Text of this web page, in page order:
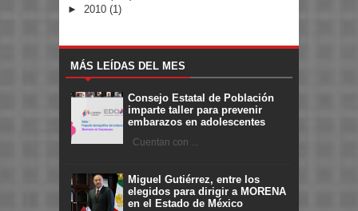
► 2010 (1)
MÁS LEÍDAS DEL MES
Consejo Estatal de Población
imparte taller para prevenir
embarazos en adolescentes
Cuentan con ...
Miguel Gutiérrez, entre los
elegidos para dirigir a MORENA
en el Estado de México